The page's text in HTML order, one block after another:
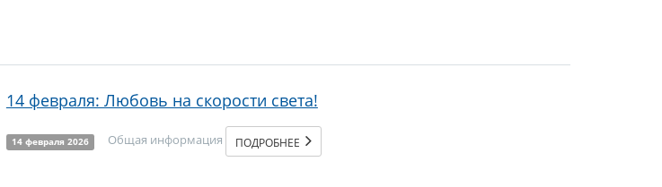
14 февраля: Любовь на скорости света!
14 февраля 2026 Общая информация ПОДРОБНЕЕ